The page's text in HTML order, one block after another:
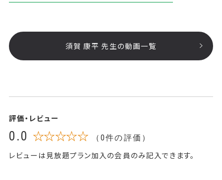
須賀 康平 先生の動画一覧
評価・レビュー
0.0 ☆☆☆☆☆ （0件の評価）
レビューは見放題プラン加入の会員のみ記入できます。